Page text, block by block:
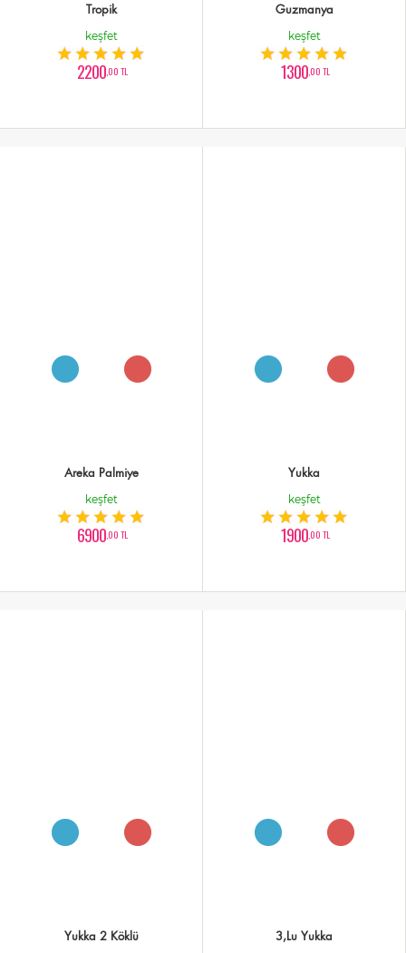
Tropik
keşfet
2200,00 TL
Guzmanya
keşfet
1300,00 TL
Areka Palmiye
keşfet
6900,00 TL
Yukka
keşfet
1900,00 TL
Yukka 2 Köklü 3,Lu Yukka